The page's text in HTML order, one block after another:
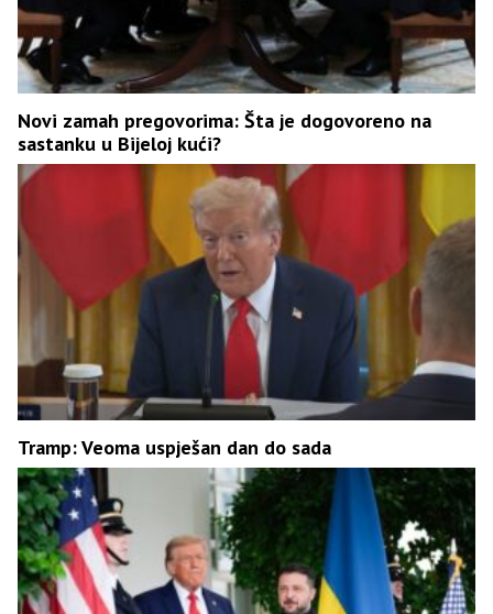
Novi zamah pregovorima: Šta je dogovoreno na
sastanku u Bijeloj kući?
Tramp: Veoma uspješan dan do sada